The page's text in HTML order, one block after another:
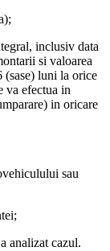
inclusiv data
si valoarea
(sase) luni la orice
va efectua in
in oricare
sau
analizat cazul.